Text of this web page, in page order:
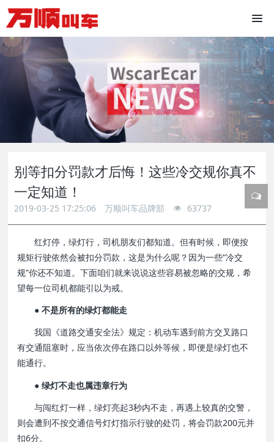
别等扣分罚款才后悔！这些冷交规你真不
一定知道！
2019-03-25 17:25:06 万顺叫车品牌部 63737
红灯停，绿灯行，司机朋友们都知道。但有时候，即便按
规矩行驶依然会被扣分罚款，这是为什么呢？因为一些“冷交
规”你还不知道。下面咱们就来说说这些容易被忽略的交规，希
望每一位司机都能引以为戒。
● 不是所有的绿灯都能走
我国《道路交通安全法》规定：机动车遇到前方交叉路口
有交通阻塞时，应当依次停在路口以外等候，即便是绿灯也不
能通行。
● 绿灯不走也属违章行为
与闯红灯一样，绿灯亮起3秒内不走，再遇上较真的交警，
则会遭到不按交通信号灯灯指示行驶的处罚，将会罚款200元并
扣6分。